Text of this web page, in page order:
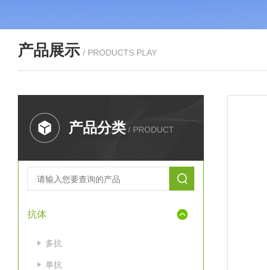
产品展示 / PRODUCTS PLAY
产品分类 / PRODUCT
抗体
多抗
单抗